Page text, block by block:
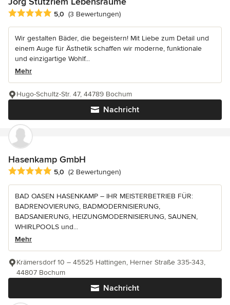
Durchschnittliche Bewertung: 5 von 5 Sternen
5,0 (3 Bewertungen)
Wir gestalten Bäder, die begeistern! Mit Liebe zum Detail und
einem Auge für Ästhetik schaffen wir moderne, funktionale
und einzigartige Wohlf...
Mehr
Nachricht
Hugo-Schultz-Str. 47, 44789 Bochum
Hasenkamp GmbH
Durchschnittliche Bewertung: 5 von 5 Sternen
5,0 (2 Bewertungen)
BAD OASEN HASENKAMP – IHR MEISTERBETRIEB FÜR:
BADRENOVIERUNG, BADMODERNISIERUNG,
BADSANIERUNG, HEIZUNGMODERNISIERUNG, SAUNEN,
WHIRLPOOLS und...
Mehr
Nachricht
Krämersdorf 10 – 45525 Hattingen, Herner Straße 335-343,
44807 Bochum